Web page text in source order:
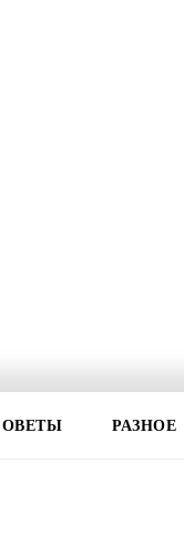
РАЗНОЕ